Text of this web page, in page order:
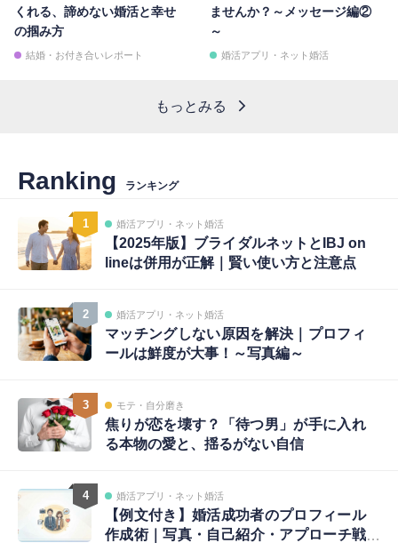
くれる、諦めない婚活と幸せ
の掴み方
結婚・お付き合いレポート
ませんか？～メッセージ編②
～
婚活アプリ・ネット婚活
もっとみる
Ranking ランキング
1 婚活アプリ・ネット婚活
【2025年版】ブライダルネットとIBJ on
lineは併用が正解｜賢い使い方と注意点
2 婚活アプリ・ネット婚活
マッチングしない原因を解決｜プロフィ
ールは鮮度が大事！～写真編～
3 モテ・自分磨き
焦りが恋を壊す？「待つ男」が手に入れ
る本物の愛と、揺るがない自信
4 婚活アプリ・ネット婚活
【例文付き】婚活成功者のプロフィール
作成術｜写真・自己紹介・アプローチ戦